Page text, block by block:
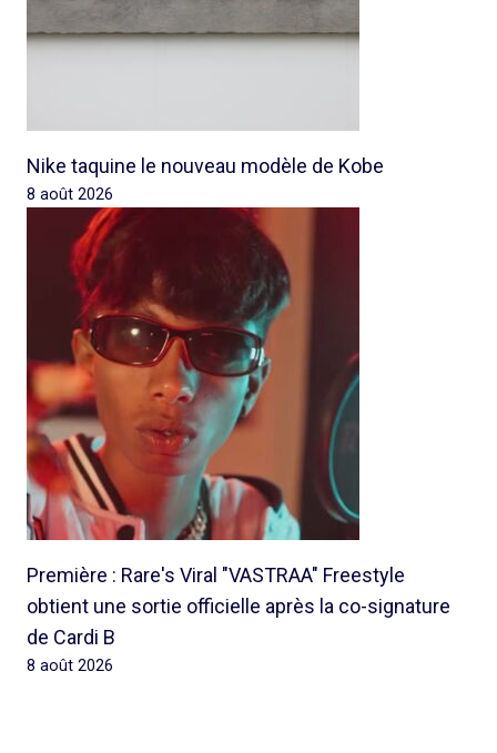
Nike taquine le nouveau modèle de Kobe
8 août 2026
Première : Rare's Viral "VASTRAA" Freestyle
obtient une sortie officielle après la co-signature
de Cardi B
8 août 2026